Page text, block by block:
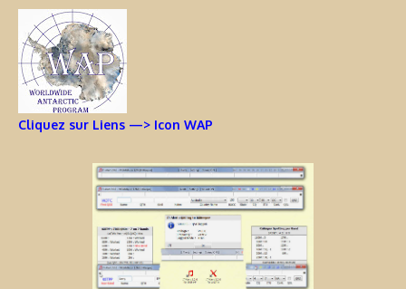
Cliquez sur Liens —> Icon WAP